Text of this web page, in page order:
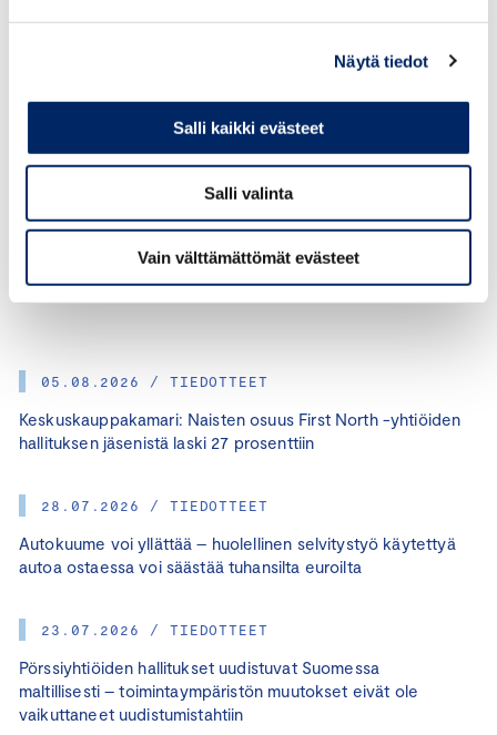
Näytä tiedot
Salli kaikki evästeet
Salli valinta
Vain välttämättömät evästeet
05.08.2026 / TIEDOTTEET
Keskuskauppakamari: Naisten osuus First North -yhtiöiden
hallituksen jäsenistä laski 27 prosenttiin
28.07.2026 / TIEDOTTEET
Autokuume voi yllättää – huolellinen selvitystyö käytettyä
autoa ostaessa voi säästää tuhansilta euroilta
23.07.2026 / TIEDOTTEET
Pörssiyhtiöiden hallitukset uudistuvat Suomessa
maltillisesti – toimintaympäristön muutokset eivät ole
vaikuttaneet uudistumistahtiin
KATEGORIAT: KOULUTUS, SUVI PULKKINEN
JAA ARTIKKELI: